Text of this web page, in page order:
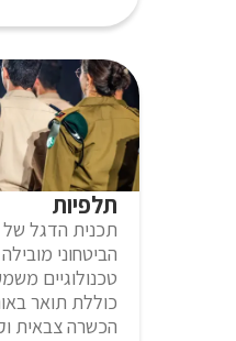
תלפיות
תכנית הדגל
הביטחוני
טכנולוגיים
כוללת תואר
הכשרה צבאית